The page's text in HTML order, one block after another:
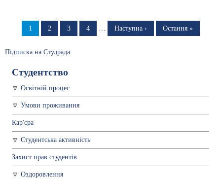
Сторінка
1 Сторінка
2 Сторінка
3 Сторінка
4 …
Наступна
Наступна ›
Остання
Остання »
Підписка на Студрада
Студентство
Освітній процес
Умови проживання
Кар'єра
Студентська активність
Захист прав студентів
Оздоровлення